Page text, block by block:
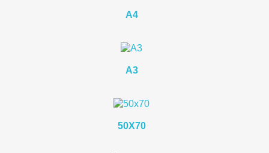
A4
A3
50X70